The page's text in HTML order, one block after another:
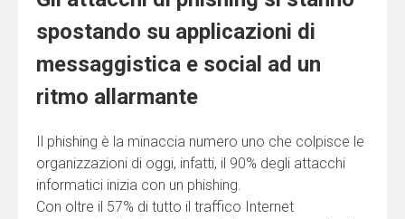
spostando su applicazioni di
messaggistica e social ad un
ritmo allarmante
Il phishing è la minaccia numero uno che colpisce le
organizzazioni di oggi, infatti, il 90% degli attacchi
informatici inizia con un phishing.
Con oltre il 57% di tutto il traffico Internet